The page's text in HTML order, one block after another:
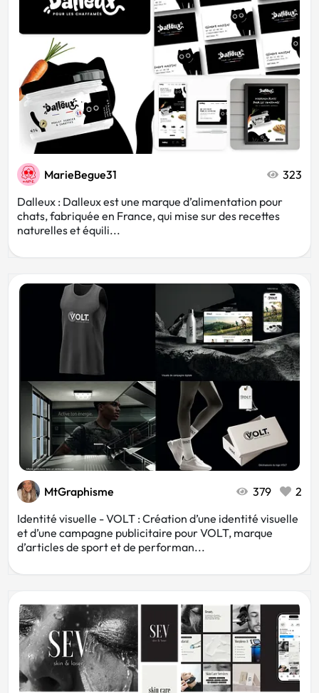
MarieBegue31
323
Dalleux : Dalleux est une marque d’alimentation pour
chats, fabriquée en France, qui mise sur des recettes
naturelles et équili...
MtGraphisme 379
2
Identité visuelle - VOLT : Création d’une identité visuelle
et d’une campagne publicitaire pour VOLT, marque
d’articles de sport et de performan...